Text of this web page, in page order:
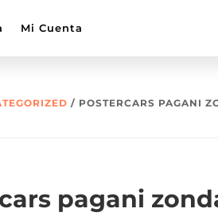
Mi Cuenta
/ POSTERCARS PAGANI
pagani